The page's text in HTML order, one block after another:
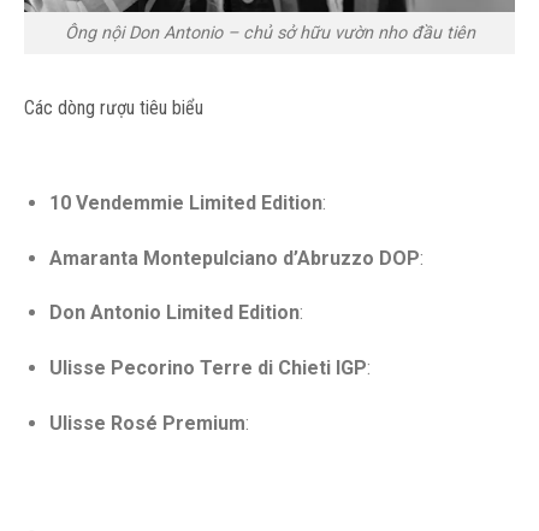
Ông nội Don Antonio – chủ sở hữu vườn nho đầu tiên
Các dòng rượu tiêu biểu
10 Vendemmie Limited Edition:
Amaranta Montepulciano d’Abruzzo DOP:
Don Antonio Limited Edition:
Ulisse Pecorino Terre di Chieti IGP:
Ulisse Rosé Premium: